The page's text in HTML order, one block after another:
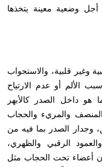
وضعية معينة يتخذها
وغير قلبية، والاستجواب
الألم أو عدم الارتياح
داخل الصدر كالأبهر
والمريء والحجاب
وجدار الصدر بما فيه من
الرقبي والظهري،
إن أعضاء تحت الحجاب مثل